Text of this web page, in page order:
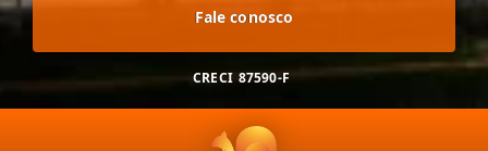
Fale conosco
CRECI 87590-F